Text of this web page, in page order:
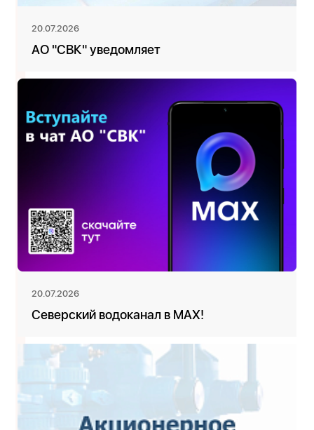
20.07.2026
АО "СВК" уведомляет
20.07.2026
Северский водоканал в MAX!